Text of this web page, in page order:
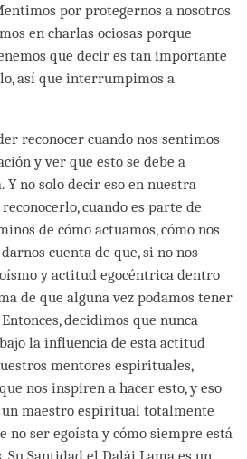
por protegernos a nosotros
en charlas ociosas porque
que decir es tan importante
así que interrumpimos a
reconocer cuando nos sentimos
y ver que esto se debe a
no solo decir eso en nuestra
cuando es parte de
de cómo actuamos, cómo nos
cuenta de que, si no nos
y actitud egocéntrica dentro
de que alguna vez podamos tener
decidimos que nunca
la influencia de esta actitud
mentores espirituales,
nos inspiren a hacer esto, y eso
maestro espiritual totalmente
no ser egoísta y cómo siempre está